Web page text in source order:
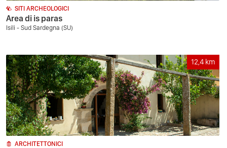
SITI ARCHEOLOGICI
Area di is paras
Isili - Sud Sardegna (SU)
12,4 km
ARCHITETTONICI